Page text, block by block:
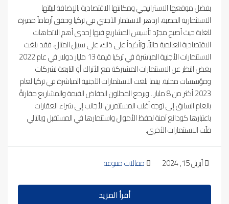
بفضل موقعها الاستراتيجي ومكانتها الاقتصادية بالإضافة لبيئتها
الاستثمارية الخصبة، ازدهر الاستثمار الأجنبي في تركيا وحقق أرقاماً مميزة
للغاية حيث أصبح مجرّد تأسيس المشاريع فيها إحدى أهم الاتجاهات
الاقتصادية العالمية حاليّاً. وتأكيداً على ذلك، على سبيل المثال، فقد بلغت
الاستثمارات الأجنبية المباشرة في تركيا قيمة 13 مليار دولار في عام 2022
بغض النظر عن الاستثمارات المشتركة مع الأتراك أو التابعة لشركات
ومؤسسات محلية. بينما بلغت الاستثمارات الأجنبية المباشرة في تركيا لعام
2023 أكثر من 8 مليار.. ويرجع المحللون انخفاض القيمة والمشاريع مقارنةً
بالعام السابق إلى توجه أغلب المستثمرين الأجانب إلى شراء العقارات
باعتبارها كودائع آمنة لحفظ الأموال واستثمارها في المستقبل وبالتالي
قلّت الاستثمارات الأخرى.
أبريل 15, 2024 مقالات متنوعة
أقرأ المزيد